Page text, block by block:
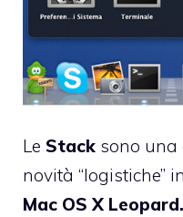
Le Stack sono una
novità “logistiche”
Mac OS X Leopard.